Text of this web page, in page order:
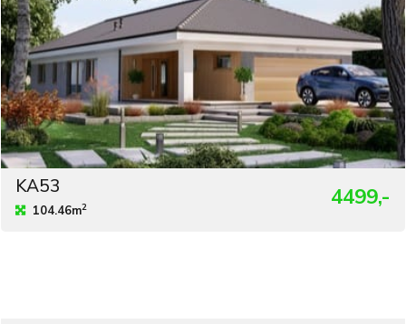
KA53
104.46m2 4499,-